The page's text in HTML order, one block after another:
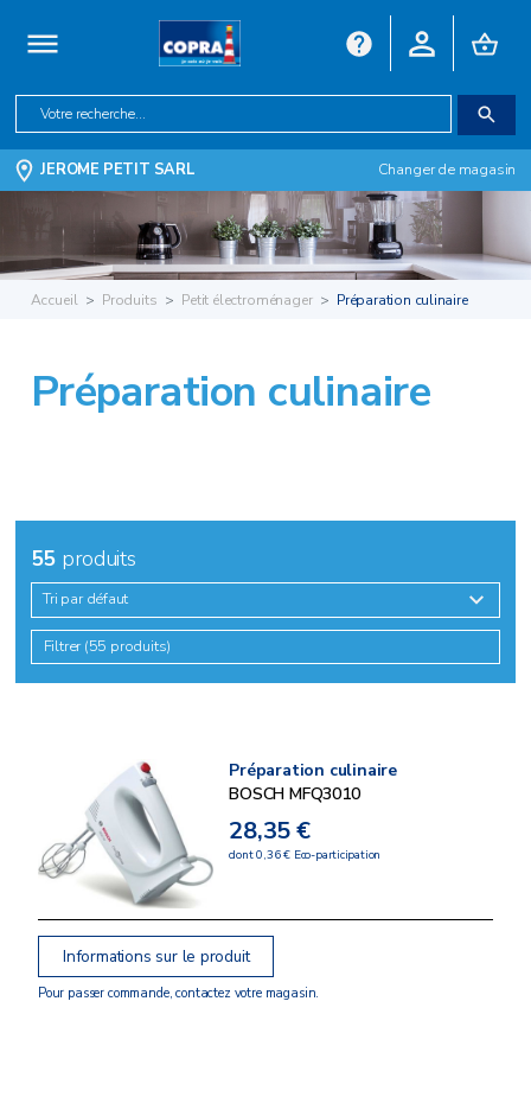
JEROME PETIT SARL Changer de magasin
Accueil Produits Petit électroménager Préparation culinaire
Préparation culinaire
55 produits
Tri par défaut
Filtrer (55 produits)
Préparation culinaire
BOSCH MFQ3010
28,35 €
dont 0,36 € Eco-participation
Informations sur le produit
Pour passer commande, contactez votre magasin.